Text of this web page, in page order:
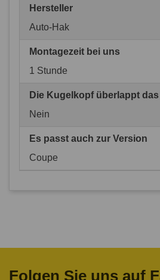
Hersteller
Auto-Hak
Montagezeit bei uns
1 Stunde
Die Kugelkopf überlappt das
Nein
Es passt auch zur Version
Coupe
Folgen Sie uns auf